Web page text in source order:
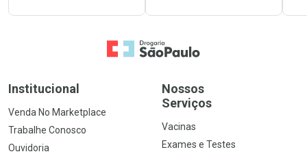
Ir para a Home
Institucional
Venda No Marketplace
Trabalhe Conosco
Ouvidoria
Nossos
Serviços
Vacinas
Exames e Testes